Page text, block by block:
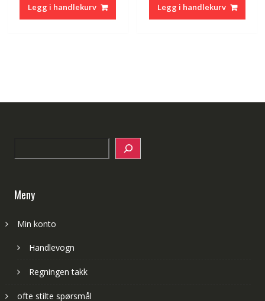
Legg i handlekurv Legg i handlekurv
Meny
Min konto
Handlevogn
Regningen takk
ofte stilte spørsmål